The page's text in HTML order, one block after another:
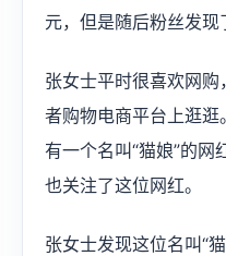
元，但是随后粉丝发现
张女士平时很喜欢网
者购物电商平台上逛
有一个名叫“猫娘”的
也关注了这位网红。
张女士发现这位名叫“